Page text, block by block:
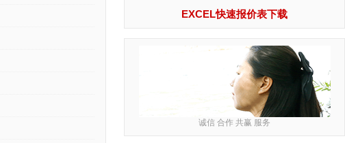
EXCEL快速报价表下载
诚信 合作 共赢 服务